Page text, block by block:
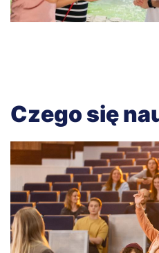
Czego się